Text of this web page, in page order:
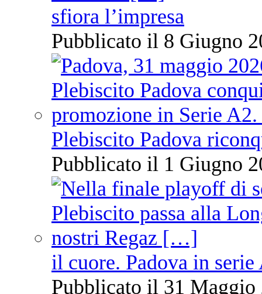
sfiora l’impresa
Pubblicato il 8 Giugno
Plebiscito Padova
Pubblicato il 1 Giugno
il cuore. Padova in serie
Pubblicato il 31 Maggio